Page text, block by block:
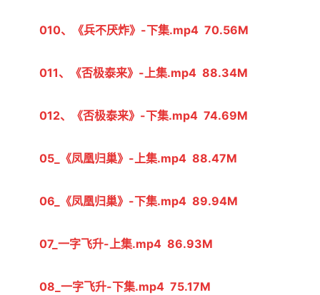
010、《兵不厌炸》-下集.mp4  70.56M
011、《否极泰来》-上集.mp4  88.34M
012、《否极泰来》-下集.mp4  74.69M
05_《凤凰归巢》-上集.mp4  88.47M
06_《凤凰归巢》-下集.mp4  89.94M
07_一字飞升-上集.mp4  86.93M
08_一字飞升-下集.mp4  75.17M